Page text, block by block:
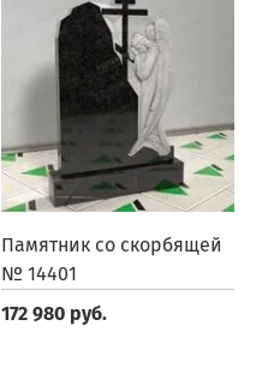
Памятник со скорбящей
№ 14401
172 980 руб.